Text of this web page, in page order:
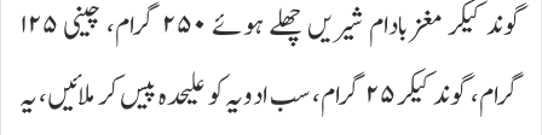
گوند کیکر مغز بادام شیریں چھلے ہوئے ۲۵۰ گرام، چینی ۱۲۵
گرام، گوند کیکر ۲۵ گرام، سب ادویہ کو علیحدہ پیس کر ملائیں، یہ